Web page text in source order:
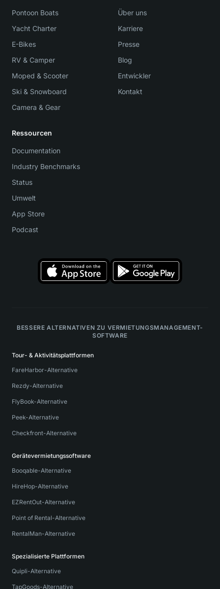
Pontoon Boats
Yacht Charter
E-Bikes
RV & Camper
Moped & Scooter
Ski & Snowboard
Camera & Gear
Über uns
Karriere
Presse
Blog
Entwickler
Kontakt
Ressourcen
Documentation
Industry Benchmarks
Status
Umwelt
App Store
Podcast
BESSERE ALTERNATIVEN ZU VERMIETUNGSMANAGEMENT-
SOFTWARE
Tour- & Aktivitätsplattformen
FareHarbor-Alternative
Rezdy-Alternative
FlyBook-Alternative
Peek-Alternative
Checkfront-Alternative
Gerätevermietungssoftware
Booqable-Alternative
HireHop-Alternative
EZRentOut-Alternative
Point of Rental-Alternative
RentalMan-Alternative
Spezialisierte Plattformen
Quipli-Alternative
TapGoods-Alternative